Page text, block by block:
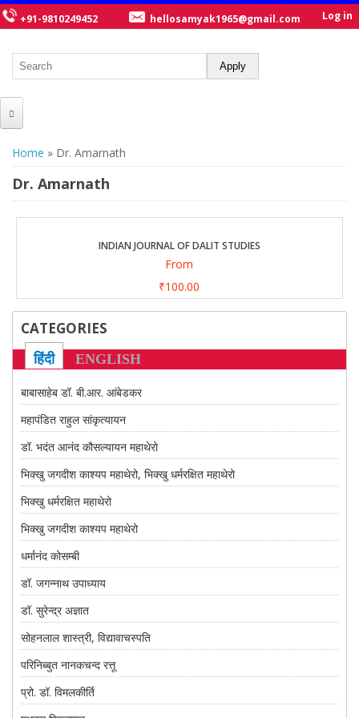
+91-9810249452 hellosamyak1965@gmail.com Log in
OUR WRITERS
GALLERY
CONTACT US
You are here
Home » Dr. Amarnath
Dr. Amarnath
INDIAN JOURNAL OF DALIT STUDIES
From
₹100.00
CATEGORIES
हिंदी ENGLISH
बाबासाहेब डॉ. बी.आर. आंबेडकर
महापंडित राहुल सांकृत्यायन
डॉ. भदंत आनंद कौसल्यायन महाथेरो
भिक्खु जगदीश काश्यप महाथेरो, भिक्खु धर्मरक्षित महाथेरो
भिक्खु धर्मरक्षित महाथेरो
भिक्खु जगदीश काश्यप महाथेरो
धर्मानंद कोसम्बी
डॉ. जगन्नाथ उपाध्याय
डॉ. सुरेन्द्र अज्ञात
सोहनलाल शास्त्री, विद्यावाचस्पति
परिनिब्बुत नानकचन्द रत्तू
प्रो. डॉ. विमलकीर्ति